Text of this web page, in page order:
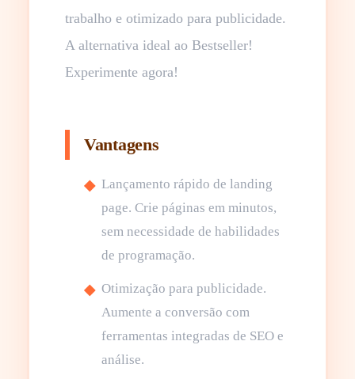
trabalho e otimizado para publicidade.
A alternativa ideal ao Bestseller!
Experimente agora!
Vantagens
Lançamento rápido de landing
page. Crie páginas em minutos,
sem necessidade de habilidades
de programação.
Otimização para publicidade.
Aumente a conversão com
ferramentas integradas de SEO e
análise.